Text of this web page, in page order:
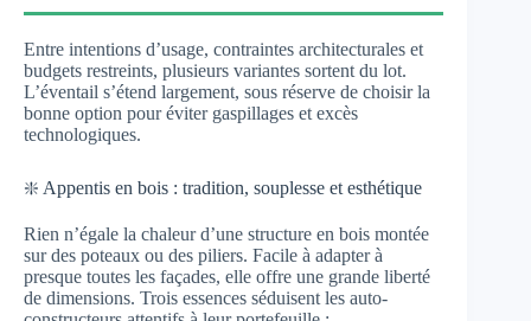
Entre intentions d’usage, contraintes architecturales et
budgets restreints, plusieurs variantes sortent du lot.
L’éventail s’étend largement, sous réserve de choisir la
bonne option pour éviter gaspillages et excès
technologiques.
❇️ Appentis en bois : tradition, souplesse et esthétique
Rien n’égale la chaleur d’une structure en bois montée
sur des poteaux ou des piliers. Facile à adapter à
presque toutes les façades, elle offre une grande liberté
de dimensions. Trois essences séduisent les auto-